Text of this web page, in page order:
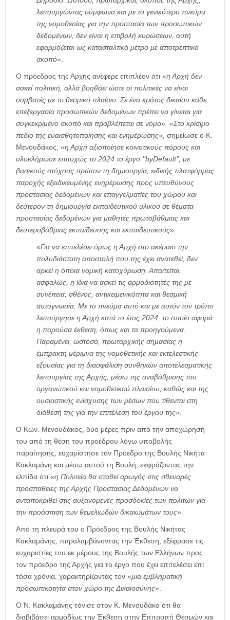
λειτουργώντας σύμφωνα και με το γενικότερο πνεύμα
της νομοθεσίας για την προστασία των προσωπικών
δεδομένων, δεν είναι η επιβολή κυρώσεων, αυτή
εφαρμόζεται ως κατασταλτικό μέτρο με αποτρεπτικό
σκοπό».
Ο πρόεδρος της Αρχής ανέφερε επιπλέον ότι «η Αρχή δεν
ασκεί πολιτική, αλλά βοηθάει ώστε οι πολιτικές να είναι
συμβατές με το θεσμικό πλαίσιο. Σε ένα κράτος δικαίου κάθε
επεξεργασία προσωπικών δεδομένων πρέπει να γίνεται για
συγκεκριμένο σκοπό και προβλέπεται σε νόμο». «Στο κρίσιμο
πεδίο της ευαισθητοποίησης και ενημέρωσης», σημείωσε ο Κ.
Μενουδάκος, «η Αρχή αξιοποίησε κοινοτικούς πόρους και
ολοκλήρωσε επιτυχώς το 2024 το έργο ‘’byDefault’’, με
βασικούς στόχους πρώτον τη δημιουργία, ειδικής πλατφόρμας
παροχής εξειδικευμένης ενημέρωσης προς υπευθύνους
προστασίας δεδομένων και επαγγελματίες του χώρου και
δεύτερον τη δημιουργία εκπαιδευτικού υλικού σε θέματα
προστασίας δεδομένων για μαθητές πρωτοβάθμιας και
δευτεροβάθμιας εκπαίδευσης και εκπαιδευτικούς».
«Για να επιτελέσει όμως η Αρχή στο ακέραιο την
πολυδιάστατη αποστολή που της έχει ανατεθεί, δεν
αρκεί η όποια νομική κατοχύρωση. Απαιτείται,
ασφαλώς, η ίδια να ασκεί τις αρμοδιότητές της με
συνέπεια, σθένος, αντικειμενικότητα και θεσμική
αυτογνωσία. Με το πνεύμα αυτό και με αυτόν τον τρόπο
λειτούργησε η Αρχή κατά το έτος 2024, το οποίο αφορά
η παρούσα έκθεση, όπως και τα προηγούμενα.
Παραμένει, ωστόσο, πρωταρχικής σημασίας η
έμπρακτη μέριμνα της νομοθετικής και εκτελεστικής
εξουσίας για τη διασφάλιση συνθηκών αποτελεσματικής
λειτουργίας της Αρχής, μέσω της αναβάθμισης του
οργανωτικού και νομοθετικού πλαισίου, καθώς και της
ουσιαστικής ενίσχυσης των μέσων που τίθενται στη
διάθεσή της για την επιτέλεση του έργου της».
Ο Κων. Μενουδάκος, δύο μέρες πριν από την αποχώρησή
του από τη θέση του προέδρου λόγω υποβολής
παραίτησης, ευχαρίστησε τον Πρόεδρο της Βουλής Νικήτα
Κακλαμάνη και μέσω αυτού τη Βουλή, εκφράζοντας την
ελπίδα ότι «η Πολιτεία θα σταθεί αρωγός στις σθεναρές
προσπάθειες της Αρχής Προστασίας Δεδομένων να
ανταποκριθεί στις αυξανόμενες προσδοκίες των πολιτών για
την προάσπιση των θεμελιωδών δικαιωμάτων τους».
Από τη πλευρά του ο Πρόεδρος της Βουλής Νικήτας
Κακλαμάνης, παραλαμβάνοντας την Έκθεση, εξέφρασε τις
ευχαριστίες του εκ μέρους της Βουλής των Ελλήνων προς
τον πρόεδρο της Αρχής για το έργο που έχει επιτελέσει επί
τόσα χρόνια, χαρακτηρίζοντάς τον «μια εμβληματική
προσωπικότητα στον χώρο της Δικαιοσύνης».
Ο Ν. Κακλαμάνης τόνισε στον Κ. Μενουδάκο ότι θα
διαβιβάσει αρμοδίως την Έκθεση στην Επιτροπή Θεσμών και